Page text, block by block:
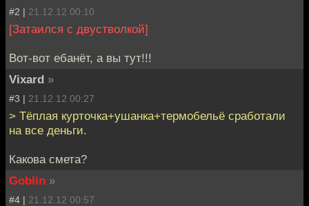
#2 | 21.12.12 00:10
[Затаился с двустволкой]
Вот-вот ебанёт, а вы тут!!!
Vixard »
#3 | 21.12.12 00:27
> Тёплая курточка+ушанка+термобельё сработали
на все деньги.
Какова смета?
Goblin »
#4 | 21.12.12 00:57